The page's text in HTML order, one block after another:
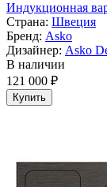
Индукционная
Страна: Швеция
Бренд: Asko
Дизайнер: Asko
В наличии
121 000 ₽
Купить